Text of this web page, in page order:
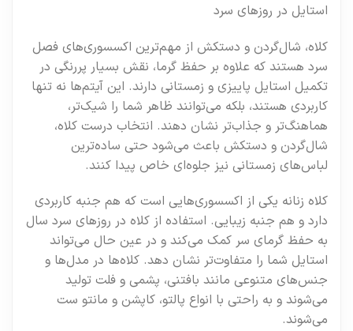
استایل در روزهای سرد
کلاه، شال‌گردن و دستکش از مهم‌ترین اکسسوری‌های فصل
سرد هستند که علاوه بر حفظ گرما، نقش بسیار پررنگی در
تکمیل استایل پاییزی و زمستانی دارند. این آیتم‌ها نه تنها
کاربردی هستند، بلکه می‌توانند ظاهر شما را شیک‌تر،
هماهنگ‌تر و جذاب‌تر نشان دهند. انتخاب درست کلاه،
شال‌گردن و دستکش باعث می‌شود حتی ساده‌ترین
لباس‌های زمستانی نیز جلوه‌ای خاص پیدا کنند.
کلاه زنانه یکی از اکسسوری‌هایی است که هم جنبه کاربردی
دارد و هم جنبه زیبایی. استفاده از کلاه در روزهای سرد سال
به حفظ گرمای سر کمک می‌کند و در عین حال می‌تواند
استایل شما را متفاوت‌تر نشان دهد. کلاه‌ها در مدل‌ها و
جنس‌های متنوعی مانند بافتنی، پشمی و فلت تولید
می‌شوند و به راحتی با انواع پالتو، کاپشن و مانتو ست
می‌شوند.